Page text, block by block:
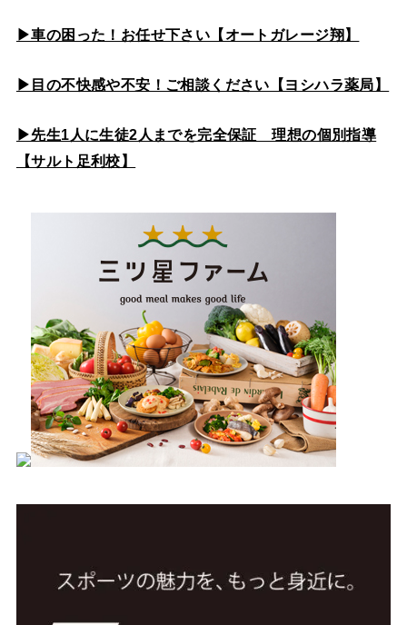
▶車の困った！お任せ下さい【オートガレージ翔】
▶目の不快感や不安！ご相談ください【ヨシハラ薬局】
▶先生1人に生徒2人までを完全保証 理想の個別指導
【サルト足利校】